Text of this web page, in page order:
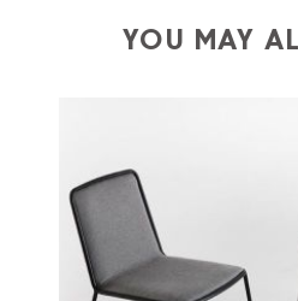
shippinguses
available the shipping time
and the rest of the world
quotations when checking
any indication, the price is
the pick-up yourself or ask us
YOU MAY